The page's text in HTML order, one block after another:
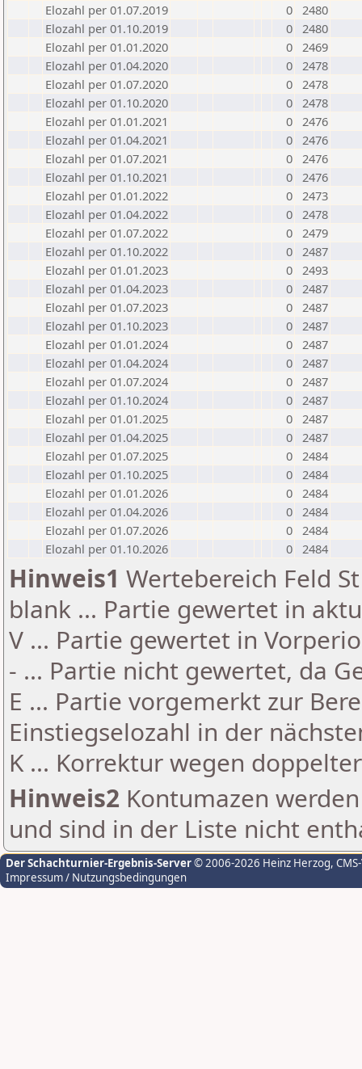
Elozahl per 01.07.2019
0 2480
Elozahl per 01.10.2019
0 2480
Elozahl per 01.01.2020
0 2469
Elozahl per 01.04.2020
0 2478
Elozahl per 01.07.2020
0 2478
Elozahl per 01.10.2020
0 2478
Elozahl per 01.01.2021
0 2476
Elozahl per 01.04.2021
0 2476
Elozahl per 01.07.2021
0 2476
Elozahl per 01.10.2021
0 2476
Elozahl per 01.01.2022
0 2473
Elozahl per 01.04.2022
0 2478
Elozahl per 01.07.2022
0 2479
Elozahl per 01.10.2022
0 2487
Elozahl per 01.01.2023
0 2493
Elozahl per 01.04.2023
0 2487
Elozahl per 01.07.2023
0 2487
Elozahl per 01.10.2023
0 2487
Elozahl per 01.01.2024
0 2487
Elozahl per 01.04.2024
0 2487
Elozahl per 01.07.2024
0 2487
Elozahl per 01.10.2024
0 2487
Elozahl per 01.01.2025
0 2487
Elozahl per 01.04.2025
0 2487
Elozahl per 01.07.2025
0 2484
Elozahl per 01.10.2025
0 2484
Elozahl per 01.01.2026
0 2484
Elozahl per 01.04.2026
0 2484
Elozahl per 01.07.2026
0 2484
Elozahl per 01.10.2026
0 2484
Hinweis1 Wertebereich Feld
blank ... Partie gewertet in
V ... Partie gewertet in
- ... Partie nicht gewertet, da
E ... Partie vorgemerkt zur
Einstiegselozahl in der
K ... Korrektur wegen
Hinweis2 Kontumazen
und sind in der Liste nicht
Der Schachturnier-Ergebnis-Server© 2006-2026 Heinz Herzog,
Impressum / Nutzungsbedingungen